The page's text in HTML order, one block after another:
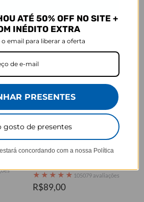
LEVE 2, PAGUE 1
Botafogo - Pai e Filho(a)
★ ★ ★ ★ ★ 105079 avaliações
R$89,00
ATÉ 50% OFF NO SITE +
INÉDITO EXTRA
email para liberar a oferta
PRESENTES
gosto de presentes
concordando com a nossa Política